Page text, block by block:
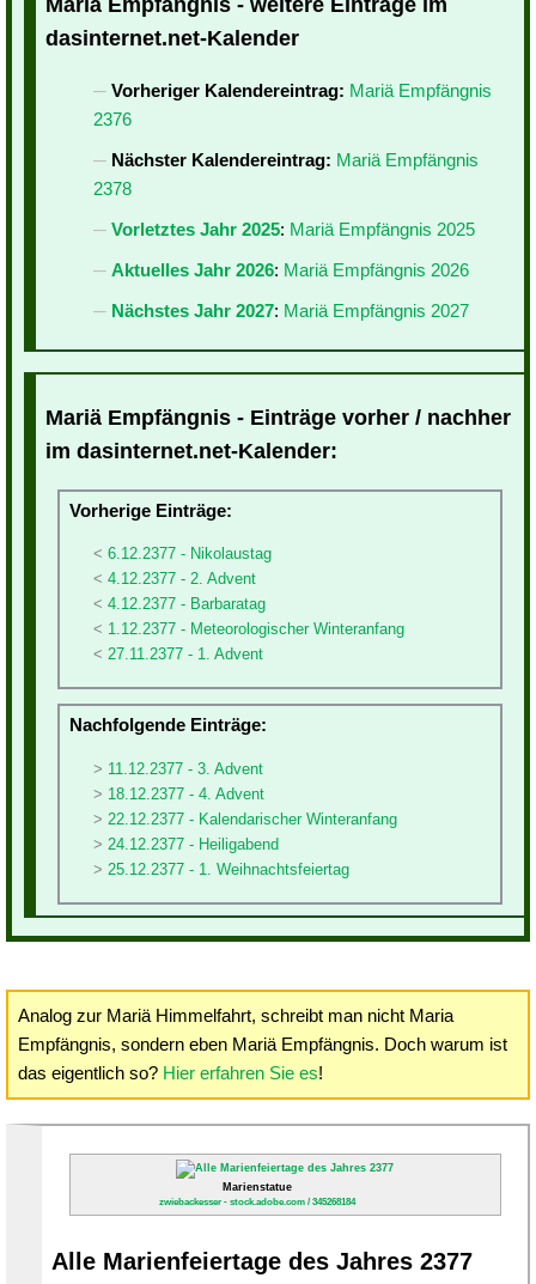
Mariä Empfängnis - weitere Einträge im
dasinternet.net-Kalender
Vorheriger Kalendereintrag: Mariä Empfängnis
2376
Nächster Kalendereintrag: Mariä Empfängnis
2378
Vorletztes Jahr 2025: Mariä Empfängnis 2025
Aktuelles Jahr 2026: Mariä Empfängnis 2026
Nächstes Jahr 2027: Mariä Empfängnis 2027
Mariä Empfängnis - Einträge vorher / nachher
im dasinternet.net-Kalender:
Vorherige Einträge:
6.12.2377 - Nikolaustag
4.12.2377 - 2. Advent
4.12.2377 - Barbaratag
1.12.2377 - Meteorologischer Winteranfang
27.11.2377 - 1. Advent
Nachfolgende Einträge:
11.12.2377 - 3. Advent
18.12.2377 - 4. Advent
22.12.2377 - Kalendarischer Winteranfang
24.12.2377 - Heiligabend
25.12.2377 - 1. Weihnachtsfeiertag
Analog zur Mariä Himmelfahrt, schreibt man nicht Maria
Empfängnis, sondern eben Mariä Empfängnis. Doch warum ist
das eigentlich so? Hier erfahren Sie es!
Marienstatue
zwiebackesser - stock.adobe.com / 345268184
Alle Marienfeiertage des Jahres 2377